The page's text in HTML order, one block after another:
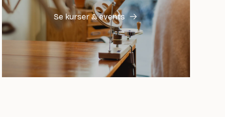
Se kurser & events